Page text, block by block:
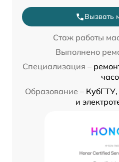
Вызвать
Стаж работы
Выполнено
Специализация –
Образование – КубГТУ,
и